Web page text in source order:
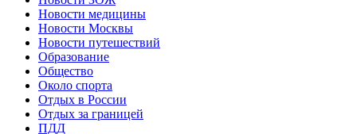
Новости медицины
Новости Москвы
Новости путешествий
Образование
Общество
Около спорта
Отдых в России
Отдых за границей
ПДД